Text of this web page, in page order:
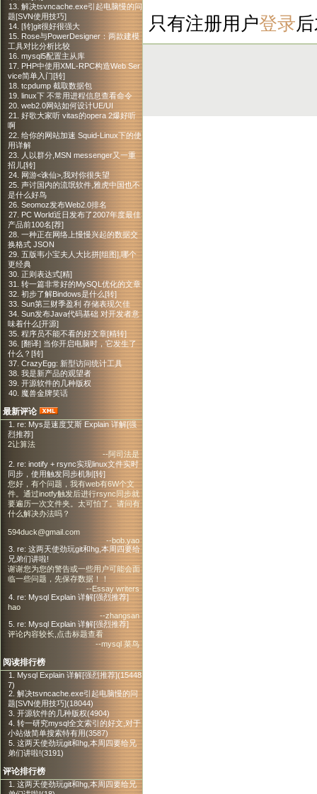
13. 解决tsvncache.exe引起电脑慢的问
题[SVN使用技巧]
14. [转]git很好很强大
15. Rose与PowerDesigner：两款建模
工具对比分析比较
16. mysql5配置主从库
17. PHP中使用XML-RPC构造Web Ser
vice简单入门[转]
18. tcpdump 截取数据包
19. linux下 不常用进程信息查看命令
20. web2.0网站如何设计UE/UI
21. 好歌大家听 vitas的opera 2爆好听
啊
22. 给你的网站加速 Squid-Linux下的使
用详解
23. 人以群分,MSN messenger又一重
招儿[转]
24. 网游<诛仙>,我对你很失望
25. 声讨国内的流氓软件,雅虎中国也不
是什么好鸟
26. Seomoz发布Web2.0排名
27. PC World近日发布了2007年度最佳
产品前100名[荐]
28. 一种正在网络上慢慢兴起的数据交
换格式 JSON
29. 五版韦小宝夫人大比拼[组图],哪个
更经典
30. 正则表达式[精]
31. 转一篇非常好的MySQL优化的文章
32. 初步了解Bindows是什么[转]
33. Sun第三财季盈利 存储表现欠佳
34. Sun发布Java代码基础 对开发者意
味着什么[开源]
35. 程序员不能不看的好文章[精转]
36. [翻译] 当你开启电脑时，它发生了
什么？[转]
37. CrazyEgg: 新型访问统计工具
38. 我是新产品的观望者
39. 开源软件的几种版权
40. 魔兽金牌笑话
最新评论
1. re: Mys是速度艾斯 Explain 详解[强
烈推荐]
2让算法
--阿司法是
2. re: inotify + rsync实现linux文件实时
同步，使用触发同步机制[转]
您好，有个问题，我有web有6W个文
件。通过inotfy触发后进行rsync同步就
要遍历一次文件夹。太可怕了。请问有
什么解决办法吗？
594duck@gmail.com
--bob.yao
3. re: 这两天使劲玩git和hg,本周四要给
兄弟们讲啦!
谢谢您为您的警告或一些用户可能会面
临一些问题，先保存数据！！
--Essay writers
4. re: Mysql Explain 详解[强烈推荐]
hao
--zhangsan
5. re: Mysql Explain 详解[强烈推荐]
评论内容较长,点击标题查看
--mysql 菜鸟
阅读排行榜
1. Mysql Explain 详解[强烈推荐](15448
7)
2. 解决tsvncache.exe引起电脑慢的问
题[SVN使用技巧](18044)
3. 开源软件的几种版权(4904)
4. 转一研究mysql全文索引的好文,对于
小站做简单搜索特有用(3587)
5. 这两天使劲玩git和hg,本周四要给兄
弟们讲啦!(3191)
评论排行榜
1. 这两天使劲玩git和hg,本周四要给兄
只有注册用户登录